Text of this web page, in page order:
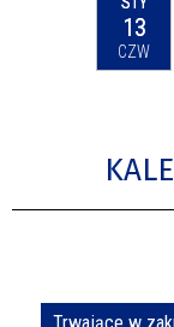
13
CZW